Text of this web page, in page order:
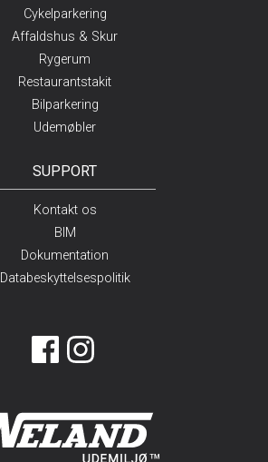
Cykelparkering
Affaldshus & Skur
Rygerum
Restaurantstakit
Bilparkering
Udemøbler
SUPPORT
Kontakt os
BIM
Dokumentation
Databeskyttelsespolitik